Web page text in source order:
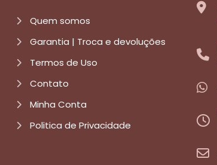
Quem somos
Garantia | Troca e devoluções
Termos de Uso
Contato
Minha Conta
Politica de Privacidade